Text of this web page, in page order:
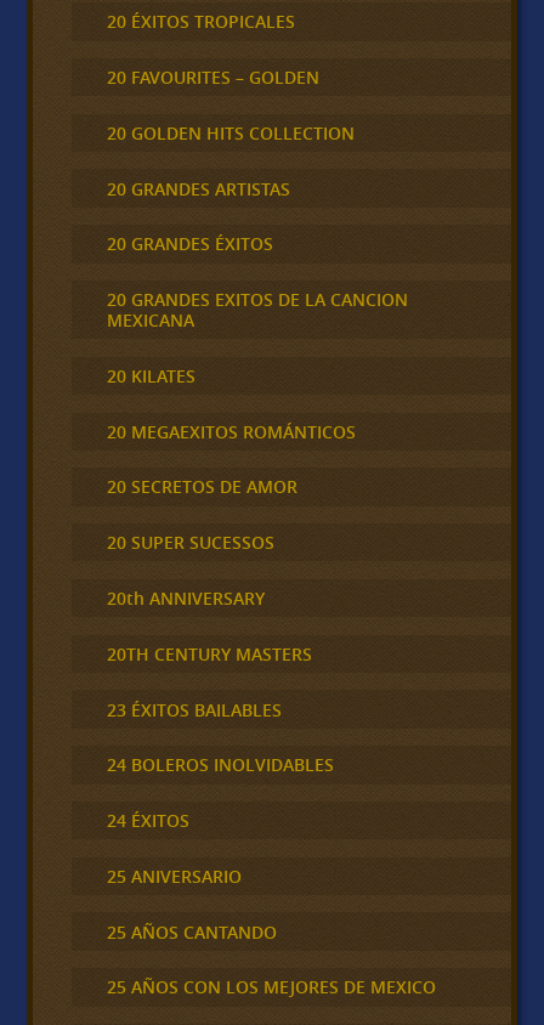
20 ÉXITOS TROPICALES
20 FAVOURITES – GOLDEN
20 GOLDEN HITS COLLECTION
20 GRANDES ARTISTAS
20 GRANDES ÉXITOS
20 GRANDES EXITOS DE LA CANCION
MEXICANA
20 KILATES
20 MEGAEXITOS ROMÁNTICOS
20 SECRETOS DE AMOR
20 SUPER SUCESSOS
20th ANNIVERSARY
20TH CENTURY MASTERS
23 ÉXITOS BAILABLES
24 BOLEROS INOLVIDABLES
24 ÉXITOS
25 ANIVERSARIO
25 AÑOS CANTANDO
25 AÑOS CON LOS MEJORES DE MEXICO